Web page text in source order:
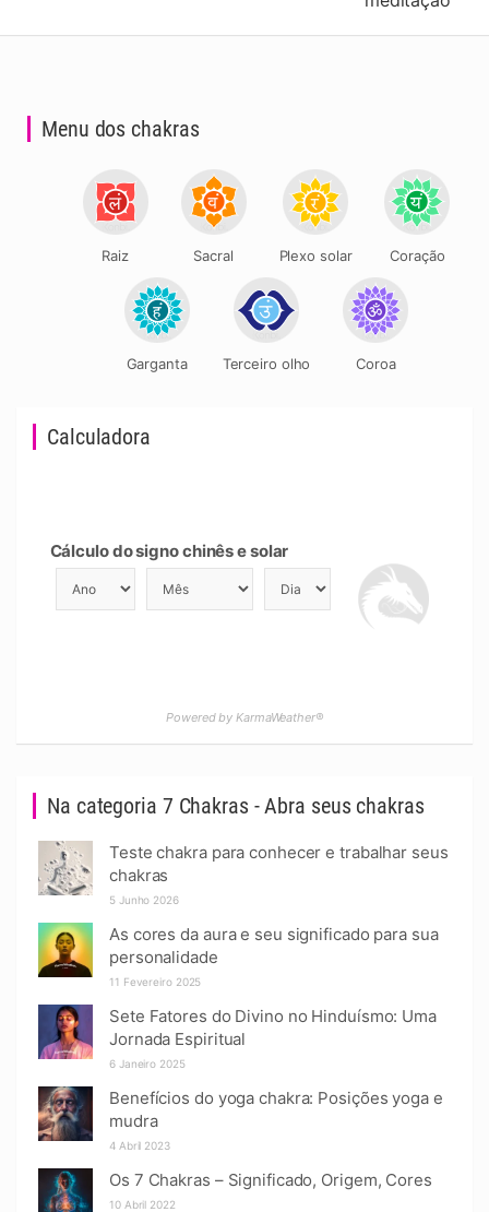
Na categoria 7 Chakras - Abra seus chakras
Teste chakra para conhecer e trabalhar seus
chakras
5 Junho 2026
As cores da aura e seu significado para sua
personalidade
11 Fevereiro 2025
Sete Fatores do Divino no Hinduísmo: Uma
Jornada Espiritual
6 Janeiro 2025
Benefícios do yoga chakra: Posições yoga e
mudra
4 Abril 2023
Os 7 Chakras – Significado, Origem, Cores
10 Abril 2022
Calculadora
Cálculo do signo chinês e solar
Powered by KarmaWeather®
Menu dos chakras
Raiz Sacral Plexo solar Coração
Garganta Terceiro olho Coroa